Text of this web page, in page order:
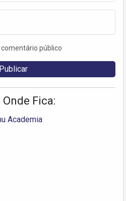
público
Fica:
Academia